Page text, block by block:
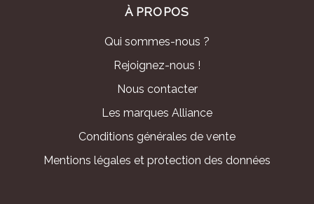
À PROPOS
Qui sommes-nous ?
Rejoignez-nous !
Nous contacter
Les marques Alliance
Conditions générales de vente
Mentions légales et protection des données